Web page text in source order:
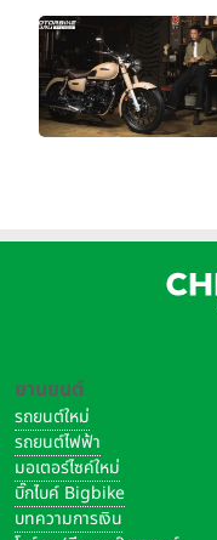
ยานยนต์
รถยนต์ใหม่
รถยนต์ไฟฟ้า
มอเตอร์ไซค์ใหม่
บิ๊กไบค์ Bigbike
บทความการเงิน